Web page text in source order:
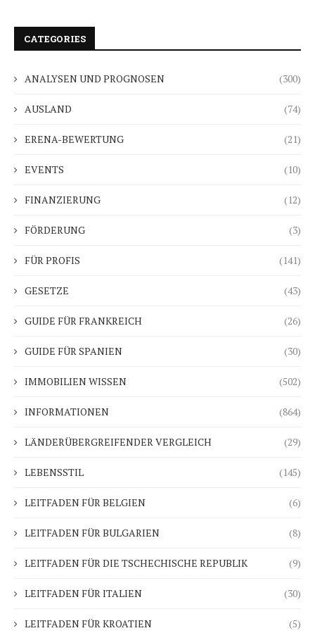
CATEGORIES
ANALYSEN UND PROGNOSEN (300)
AUSLAND (74)
ERENA-BEWERTUNG (21)
EVENTS (10)
FINANZIERUNG (12)
FÖRDERUNG (3)
FÜR PROFIS (141)
GESETZE (43)
GUIDE FÜR FRANKREICH (26)
GUIDE FÜR SPANIEN (30)
IMMOBILIEN WISSEN (502)
INFORMATIONEN (864)
LÄNDERÜBERGREIFENDER VERGLEICH (29)
LEBENSSTIL (145)
LEITFADEN FÜR BELGIEN (6)
LEITFADEN FÜR BULGARIEN (8)
LEITFADEN FÜR DIE TSCHECHISCHE REPUBLIK (9)
LEITFADEN FÜR ITALIEN (30)
LEITFADEN FÜR KROATIEN (5)